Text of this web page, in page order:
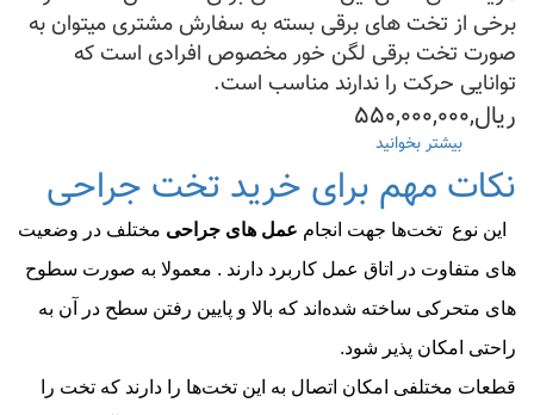
برخی از تخت های برقی بسته به سفارش مشتری میتوان به
صورت تخت برقی لگن خور مخصوص افرادی است که
توانایی حرکت را ندارند مناسب است.
ریال,۵۵۰,۰۰۰,۰۰۰
بیشتر بخوانید
تخت
بیمارستانی۳شکن
برقی|
خانگی(مشخصات+قیمت)
نکات مهم برای خرید تخت جراحی
این نوع تخت‌ها جهت انجام عمل های جراحی مختلف در وضعیت
های متفاوت در اتاق عمل کاربرد دارند . معمولا به صورت سطوح
های متحرکی ساخته شده‌اند که بالا و پایین رفتن سطح در آن به
راحتی امکان پذیر شود.
قطعات مختلفی امکان اتصال به این تخت‌ها را دارند که تخت را